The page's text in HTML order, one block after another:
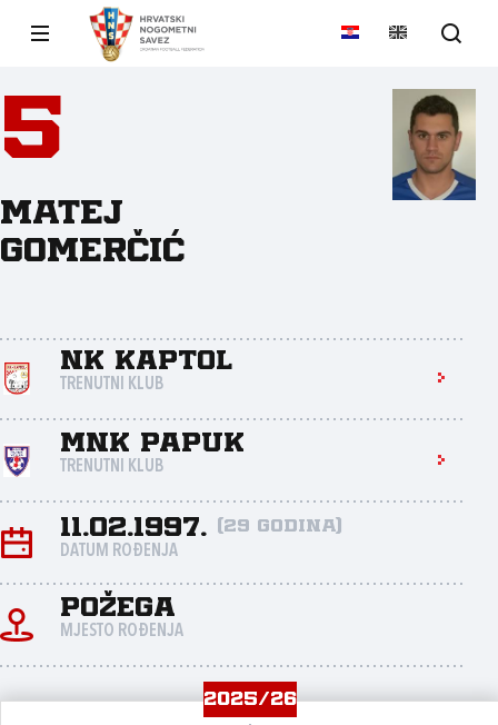
5
Matej
Gomerčić
NK Kaptol
TRENUTNI KLUB
MNK Papuk
TRENUTNI KLUB
11.02.1997. (29 godina)
DATUM ROĐENJA
Požega
MJESTO ROĐENJA
2025/26